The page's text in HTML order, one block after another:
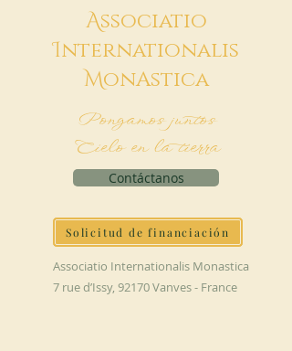
Associatio
Internationalis
MonAstica
Pongamos juntos
Cielo en la tierra
Contáctanos
Solicitud de financiación
Associatio Internationalis Monastica
7 rue d’Issy, 92170 Vanves - France